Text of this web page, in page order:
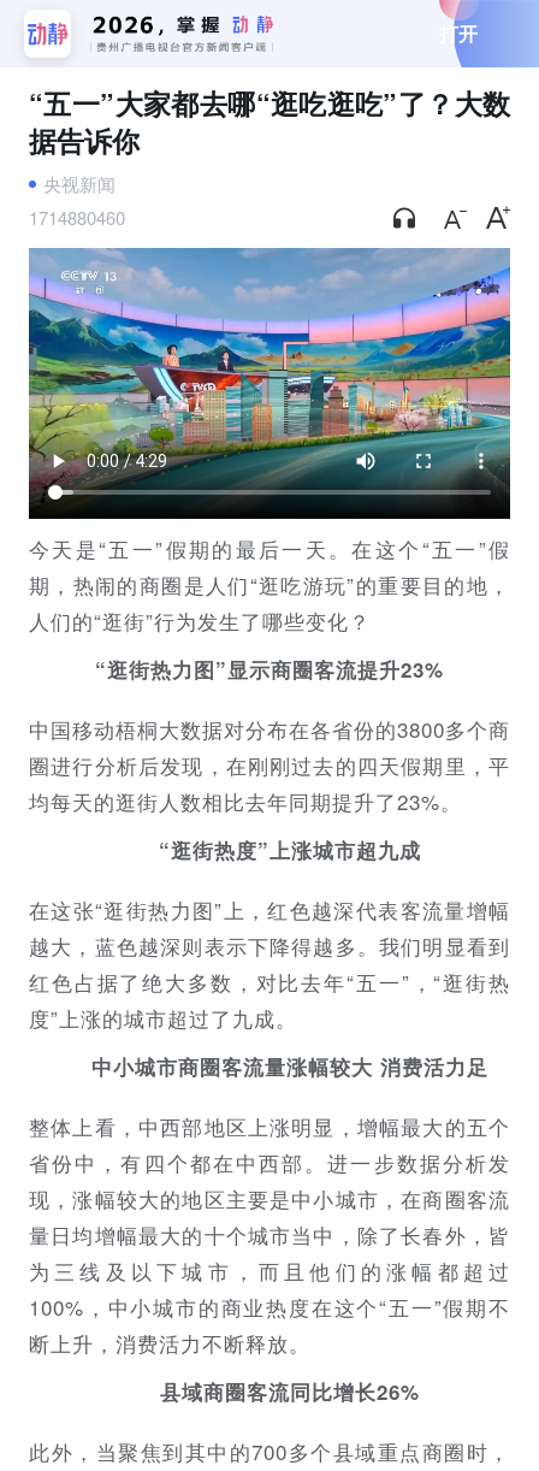
打开
“五一”大家都去哪“逛吃逛吃”了？大数
据告诉你
央视新闻
1714880460
今天是“五一”假期的最后一天。在这个“五一”假
期，热闹的商圈是人们“逛吃游玩”的重要目的地，
人们的“逛街”行为发生了哪些变化？
“逛街热力图”显示商圈客流提升23%
中国移动梧桐大数据对分布在各省份的3800多个商
圈进行分析后发现，在刚刚过去的四天假期里，平
均每天的逛街人数相比去年同期提升了23%。
“逛街热度”上涨城市超九成
在这张“逛街热力图”上，红色越深代表客流量增幅
越大，蓝色越深则表示下降得越多。我们明显看到
红色占据了绝大多数，对比去年“五一”，“逛街热
度”上涨的城市超过了九成。
中小城市商圈客流量涨幅较大 消费活力足
整体上看，中西部地区上涨明显，增幅最大的五个
省份中，有四个都在中西部。进一步数据分析发
现，涨幅较大的地区主要是中小城市，在商圈客流
量日均增幅最大的十个城市当中，除了长春外，皆
为三线及以下城市，而且他们的涨幅都超过
100%，中小城市的商业热度在这个“五一”假期不
断上升，消费活力不断释放。
县域商圈客流同比增长26%
此外，当聚焦到其中的700多个县域重点商圈时，